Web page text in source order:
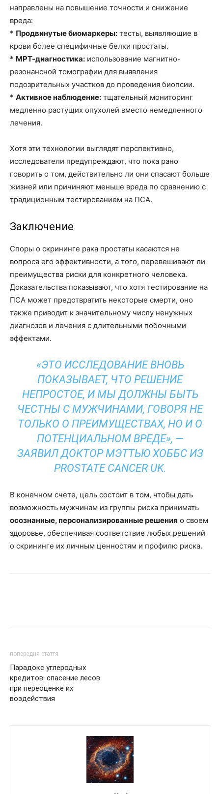
направлены на повышение точности и снижение
вреда:
* Продвинутые биомаркеры: тесты, выявляющие в
крови более специфичные белки простаты.
* МРТ-диагностика: использование магнитно-
резонансной томографии для выявления
подозрительных участков до проведения биопсии.
* Активное наблюдение: тщательный мониторинг
медленно растущих опухолей вместо немедленного
лечения.
Хотя эти технологии выглядят перспективно,
исследователи предупреждают, что пока рано
говорить о том, действительно ли они спасают больше
жизней или причиняют меньше вреда по сравнению с
традиционным тестированием на ПСА.
Заключение
Споры о скрининге рака простаты касаются не
вопроса его эффективности, а того, перевешивают ли
преимущества риски для конкретного человека.
Доказательства показывают, что хотя тестирование на
ПСА может предотвратить некоторые смерти, оно
также приводит к значительному числу ненужных
диагнозов и лечения с длительными побочными
эффектами.
«ЭТО ИССЛЕДОВАНИЕ ВНОВЬ
ПОКАЗЫВАЕТ, ЧТО РЕШЕНИЕ
НЕПРОСТОЕ, И МЫ ДОЛЖНЫ БЫТЬ
ЧЕСТНЫ С МУЖЧИНАМИ, ГОВОРЯ НЕ
ТОЛЬКО О ПРЕИМУЩЕСТВАХ, НО И О
ПОТЕНЦИАЛЬНОМ ВРЕДЕ», —
ЗАЯВИЛ ДОКТОР МЭТТЬЮ ХОББС ИЗ
PROSTATE CANCER UK.
В конечном счете, цель состоит в том, чтобы дать
возможность мужчинам из группы риска принимать
осознанные, персонализированные решения о своем
здоровье, обеспечивая соответствие любых решений
о скрининге их личным ценностям и профилю риска.
попередня стаття
Парадокс углеродных
кредитов: спасение лесов
при переоценке их
воздействия